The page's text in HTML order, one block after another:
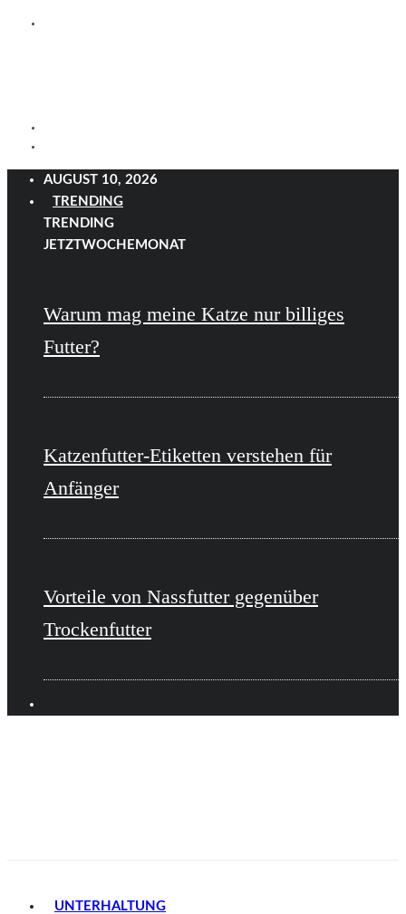
AUGUST 10, 2026
TRENDING
TRENDING
JETZTWOCHE MONAT
Warum mag meine Katze nur billiges
Futter?
Katzenfutter-Etiketten verstehen für
Anfänger
Vorteile von Nassfutter gegenüber
Trockenfutter
UNTERHALTUNG